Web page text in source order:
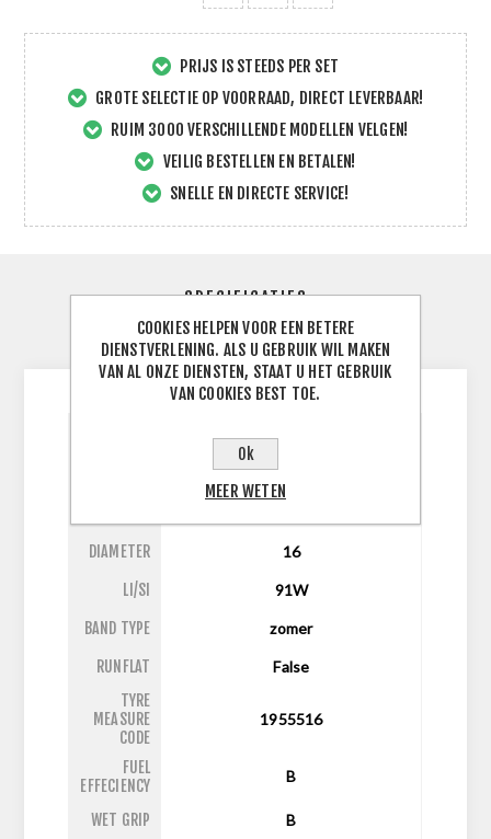
PRIJS IS STEEDS PER SET
GROTE SELECTIE OP VOORRAAD, DIRECT LEVERBAAR!
RUIM 3000 VERSCHILLENDE MODELLEN VELGEN!
VEILIG BESTELLEN EN BETALEN!
SNELLE EN DIRECTE SERVICE!
SPECIFICATIES
CONTACTEER ONS
DIAMETER 16
LI/SI 91W
BAND TYPE zomer
RUNFLAT
False
TYRE
MEASURE
CODE
1955516
FUEL
EFFECIENCY
B
WET GRIP B
COOKIES HELPEN VOOR EEN BETERE
DIENSTVERLENING. ALS U GEBRUIK WIL MAKEN
VAN AL ONZE DIENSTEN, STAAT U HET GEBRUIK
VAN COOKIES BEST TOE.
Ok
MEER WETEN